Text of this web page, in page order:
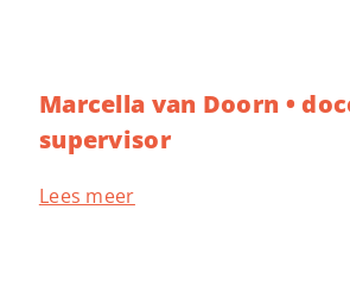
Marcella van Doorn •
supervisor
Lees meer